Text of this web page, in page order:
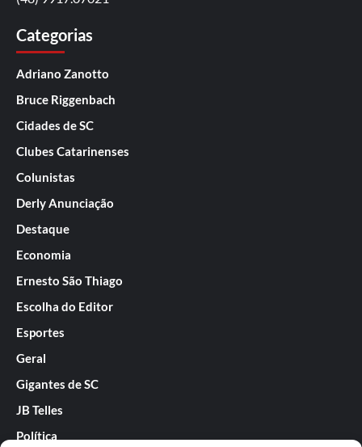
Categorias
Adriano Zanotto
Bruce Riggenbach
Cidades de SC
Clubes Catarinenses
Colunistas
Derly Anunciação
Destaque
Economia
Ernesto São Thiago
Escolha do Editor
Esportes
Geral
Gigantes de SC
JB Telles
Política